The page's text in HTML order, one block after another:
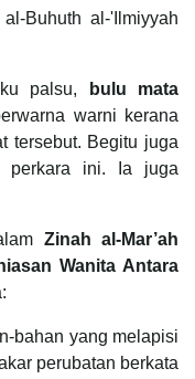
Buhuth al-'Ilmiyyah
palsu,
bulu mata
warni kerana
tersebut. Begitu juga
perkara ini. Ia juga
Zinah al-Mar’ah
Wanita Antara
bahan yang melapisi
perubatan berkata